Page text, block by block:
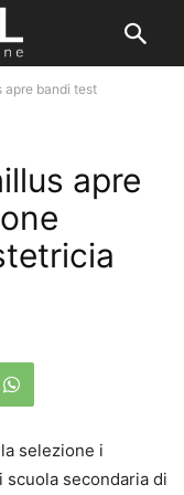
apre bandi test
apre
selezione i
secondaria di